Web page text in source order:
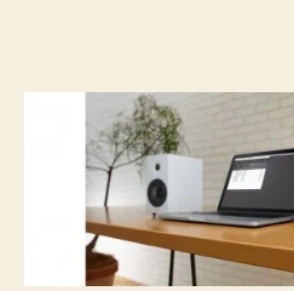
Ｕ
Ｄ
Ａ
／
Ｂ
の